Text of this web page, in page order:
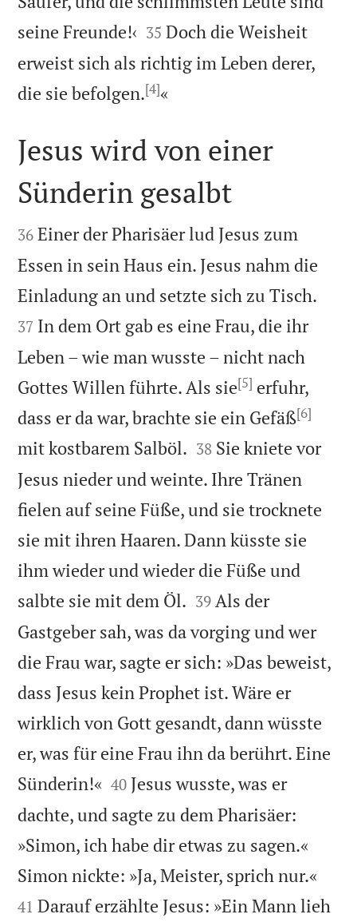
seine Freunde!‹ 

35 Doch die Weisheit
erweist sich als richtig im Leben derer,
die sie befolgen.[4]«

Jesus wird von einer
Sünderin gesalbt

36 Einer der Pharisäer lud Jesus zum
Essen in sein Haus ein. Jesus nahm die
Einladung an und setzte sich zu Tisch.
37 In dem Ort gab es eine Frau, die ihr
Leben – wie man wusste – nicht nach
Gottes Willen führte. Als sie[5] erfuhr,
dass er da war, brachte sie ein Gefäß[6]
mit kostbarem Salböl. 

38 Sie kniete vor
Jesus nieder und weinte. Ihre Tränen
fielen auf seine Füße, und sie trocknete
sie mit ihren Haaren. Dann küsste sie
ihm wieder und wieder die Füße und
salbte sie mit dem Öl. 

39 Als der
Gastgeber sah, was da vorging und wer
die Frau war, sagte er sich: »Das beweist,
dass Jesus kein Prophet ist. Wäre er
wirklich von Gott gesandt, dann wüsste
er, was für eine Frau ihn da berührt. Eine
Sünderin!« 

40 Jesus wusste, was er
dachte, und sagte zu dem Pharisäer:
»Simon, ich habe dir etwas zu sagen.«
Simon nickte: »Ja, Meister, sprich nur.«
41 Darauf erzählte Jesus: »Ein Mann lieh